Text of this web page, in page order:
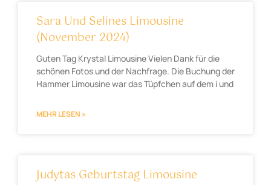
Sara Und Selines Limousine
(November 2024)
Guten Tag Krystal Limousine Vielen Dank für die
schönen Fotos und der Nachfrage. Die Buchung der
Hammer Limousine war das Tüpfchen auf dem i und
MEHR LESEN »
Judytas Geburtstag Limousine